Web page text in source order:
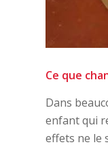
Ce que
Dans
enfant qui
effets ne le